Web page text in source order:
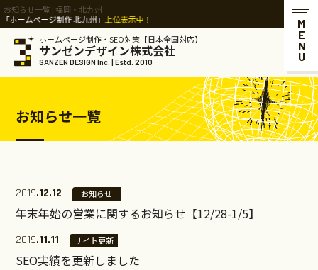
お知らせ一覧 | 福岡・北九州
ムページ制作 北九州」上位表示中！
ホームページ制作・SEO対策【日本全国対応】
サンゼンデザイン株式会社
SANZEN DESIGN Inc. | Estd. 2010
MENU
お知らせ一覧
2019.12.12 お知らせ
年末年始の営業に関するお知らせ【12/28-1/5】
2019.11.11 サイト更新
SEO実績を更新しました